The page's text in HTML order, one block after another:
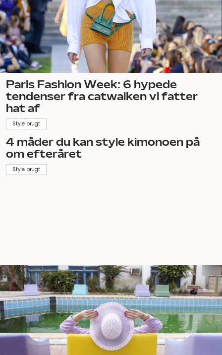
Paris Fashion Week: 6 hypede
tendenser fra catwalken vi fatter
hat af
Style brugt
4 måder du kan style kimonoen på
om efteråret
Style brugt